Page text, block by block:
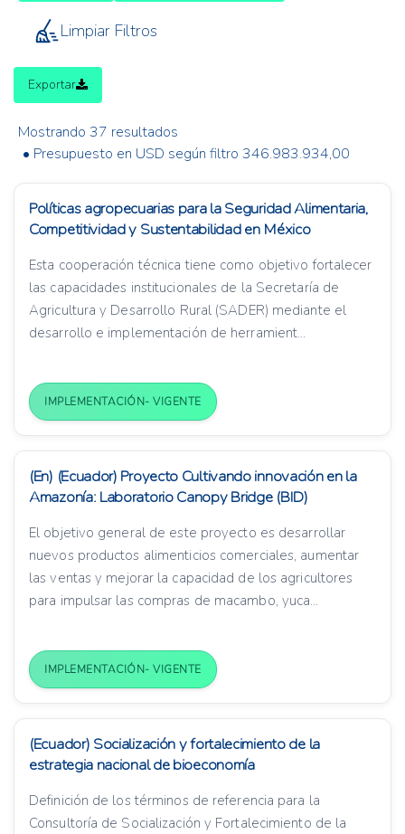
Limpiar Filtros
Exportar
Mostrando 37 resultados
• Presupuesto en USD según filtro 346.983.934,00
Políticas agropecuarias para la Seguridad Alimentaria,
Competitividad y Sustentabilidad en México
Esta cooperación técnica tiene como objetivo fortalecer
las capacidades institucionales de la Secretaría de
Agricultura y Desarrollo Rural (SADER) mediante el
desarrollo e implementación de herramient...
IMPLEMENTACIÓN- VIGENTE
(En) (Ecuador) Proyecto Cultivando innovación en la
Amazonía: Laboratorio Canopy Bridge (BID)
El objetivo general de este proyecto es desarrollar
nuevos productos alimenticios comerciales, aumentar
las ventas y mejorar la capacidad de los agricultores
para impulsar las compras de macambo, yuca...
IMPLEMENTACIÓN- VIGENTE
(Ecuador) Socialización y fortalecimiento de la
estrategia nacional de bioeconomía
Definición de los términos de referencia para la
Consultoría de Socialización y Fortalecimiento de la